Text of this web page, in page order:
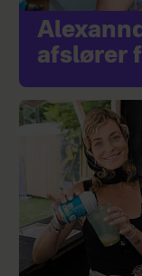
afslører